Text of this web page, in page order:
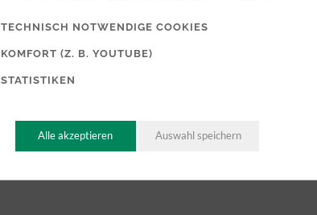
TECHNISCH NOTWENDIGE COOKIES
KOMFORT (Z. B. YOUTUBE)
STATISTIKEN
Alle akzeptieren Auswahl speichern